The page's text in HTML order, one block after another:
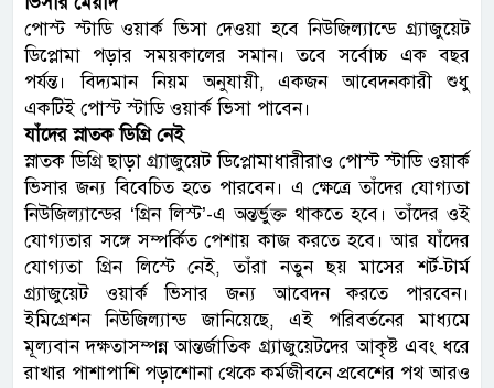
পোস্ট স্টাডি ওয়ার্ক ভিসা দেওয়া হবে নিউজিল্যান্ডে গ্র্যাজুয়েট
ডিপ্লোমা পড়ার সময়কালের সমান। তবে সর্বোচ্চ এক বছর
পর্যন্ত। বিদ্যমান নিয়ম অনুযায়ী, একজন আবেদনকারী শুধু
একটিই পোস্ট স্টাডি ওয়ার্ক ভিসা পাবেন।
যাঁদের স্নাতক ডিগ্রি নেই
স্নাতক ডিগ্রি ছাড়া গ্র্যাজুয়েট ডিপ্লোমাধারীরাও পোস্ট স্টাডি ওয়ার্ক
ভিসার জন্য বিবেচিত হতে পারবেন। এ ক্ষেত্রে তাঁদের যোগ্যতা
নিউজিল্যান্ডের ‘গ্রিন লিস্ট’-এ অন্তর্ভুক্ত থাকতে হবে। তাঁদের ওই
যোগ্যতার সঙ্গে সম্পর্কিত পেশায় কাজ করতে হবে। আর যাঁদের
যোগ্যতা গ্রিন লিস্টে নেই, তাঁরা নতুন ছয় মাসের শর্ট-টার্ম
গ্র্যাজুয়েট ওয়ার্ক ভিসার জন্য আবেদন করতে পারবেন।
ইমিগ্রেশন নিউজিল্যান্ড জানিয়েছে, এই পরিবর্তনের মাধ্যমে
মূল্যবান দক্ষতাসম্পন্ন আন্তর্জাতিক গ্র্যাজুয়েটদের আকৃষ্ট এবং ধরে
রাখার পাশাপাশি পড়াশোনা থেকে কর্মজীবনে প্রবেশের পথ আরও